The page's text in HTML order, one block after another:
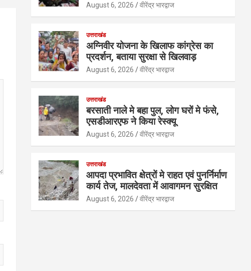
August 6, 2026 वीरेंद्र भारद्वाज
उत्तराखंड
अग्निवीर योजना के खिलाफ कांग्रेस का
प्रदर्शन, बताया सुरक्षा से खिलवाड़
August 6, 2026 वीरेंद्र भारद्वाज
उत्तराखंड
बरसाती नाले मे बहा पुल, लोग घरों मे फंसे,
एसडीआरएफ ने किया रेस्क्यू
August 6, 2026 वीरेंद्र भारद्वाज
उत्तराखंड
आपदा प्रभावित क्षेत्रों मे राहत एवं पुनर्निर्माण
कार्य तेज, मालदेवता में आवागमन सुरक्षित
August 6, 2026 वीरेंद्र भारद्वाज